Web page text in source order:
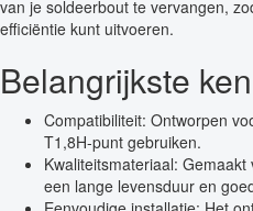
van je soldeerbout te vervangen,
efficiëntie kunt uitvoeren.
Belangrijkste
Compatibiliteit: Ontworpen
T1,8H-punt gebruiken.
Kwaliteitsmateriaal:
een lange levensduur en